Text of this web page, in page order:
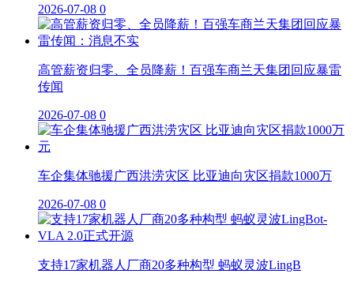
2026-07-08 0
高管薪资归零、全员降薪！百强车商兰天集团回应暴雷
传闻
2026-07-08 0
车企集体驰援广西洪涝灾区 比亚迪向灾区捐款1000万
2026-07-08 0
支持17家机器人厂商20多种构型 蚂蚁灵波LingB